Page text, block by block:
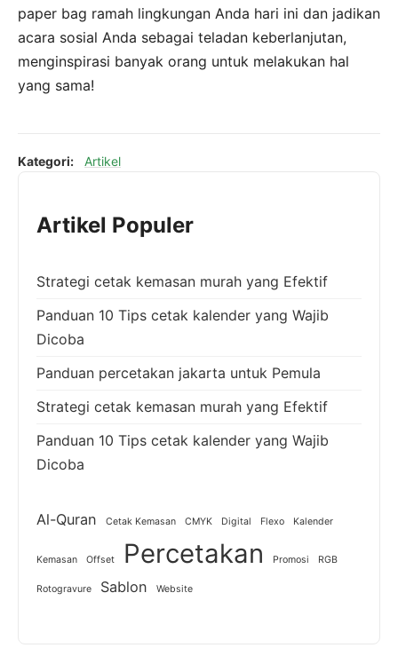
paper bag ramah lingkungan Anda hari ini dan jadikan
acara sosial Anda sebagai teladan keberlanjutan,
menginspirasi banyak orang untuk melakukan hal
yang sama!
Kategori: Artikel
Artikel Populer
Strategi cetak kemasan murah yang Efektif
Panduan 10 Tips cetak kalender yang Wajib
Dicoba
Panduan percetakan jakarta untuk Pemula
Strategi cetak kemasan murah yang Efektif
Panduan 10 Tips cetak kalender yang Wajib
Dicoba
Al-Quran Cetak Kemasan CMYK Digital Flexo Kalender
Kemasan Offset Percetakan Promosi RGB
Rotogravure Sablon Website